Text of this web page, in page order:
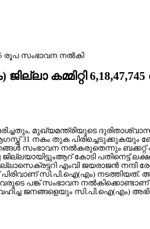
രൂപ സംഭാവന നൽകി
കമ്മിറ്റി
മുഖ്യമന്ത്രിയുടെ
31 നകം തുക പിരിച്ചെടുക്കുകയും
സംഭാവന നൽകരുതെന്നും ബക്കറ്റ്
കോടി പതിനെട്ട്
എംവി ജയരാജൻ നന്ദി
പിരിവാണ് സി.പി.ഐ(എം)
പങ്ക് സംഭാവന
ജനങ്ങളെയും സി.പി.ഐ(എം)